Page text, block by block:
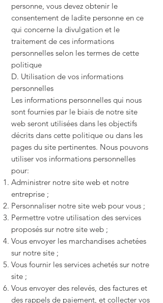
personne, vous devez obtenir le
consentement de ladite personne en ce
qui concerne la divulgation et le
traitement de ces informations
personnelles selon les termes de cette
politique
D. Utilisation de vos informations
personnelles
Les informations personnelles qui nous
sont fournies par le biais de notre site
web seront utilisées dans les objectifs
décrits dans cette politique ou dans les
pages du site pertinentes. Nous pouvons
utiliser vos informations personnelles
pour:
Administrer notre site web et notre
entreprise ;
Personnaliser notre site web pour vous ;
Permettre votre utilisation des services
proposés sur notre site web ;
Vous envoyer les marchandises achetées
sur notre site ;
Vous fournir les services achetés sur notre
site ;
Vous envoyer des relevés, des factures et
des rappels de paiement, et collecter vos